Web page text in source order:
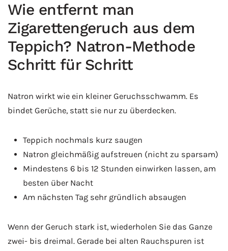
Wie entfernt man
Zigarettengeruch aus dem
Teppich? Natron-Methode
Schritt für Schritt
Natron wirkt wie ein kleiner Geruchsschwamm. Es
bindet Gerüche, statt sie nur zu überdecken.
Teppich nochmals kurz saugen
Natron gleichmäßig aufstreuen (nicht zu sparsam)
Mindestens 6 bis 12 Stunden einwirken lassen, am
besten über Nacht
Am nächsten Tag sehr gründlich absaugen
Wenn der Geruch stark ist, wiederholen Sie das Ganze
zwei- bis dreimal. Gerade bei alten Rauchspuren ist